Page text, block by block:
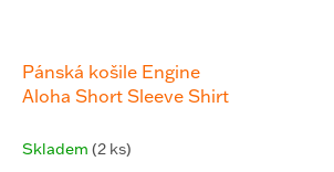
Pánská košile Engine
Aloha Short Sleeve Shirt
Skladem (2 ks)